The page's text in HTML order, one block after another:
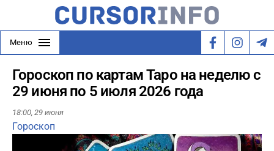
Меню
Гороскоп по картам Таро на неделю с
29 июня по 5 июля 2026 года
18:00, 29 июня
Гороскоп